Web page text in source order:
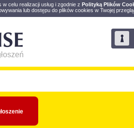
celu realizacji usług i zgodnie z Polityką Plików
lub dostępu do plików cookies w Twojej